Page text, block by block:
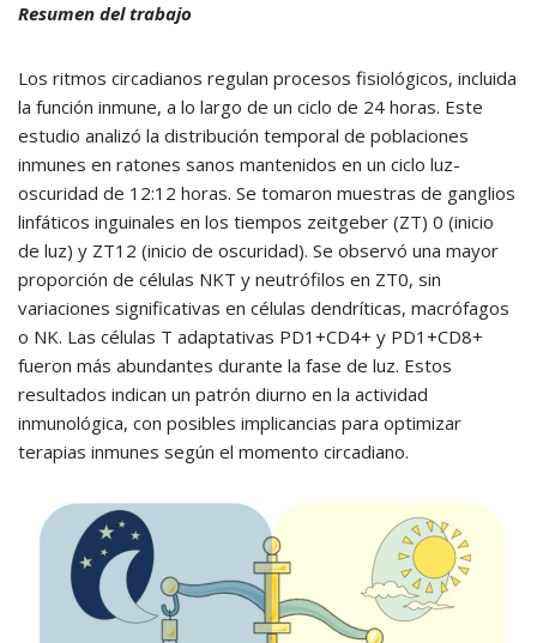
Resumen del trabajo
Los ritmos circadianos regulan procesos fisiológicos, incluida
la función inmune, a lo largo de un ciclo de 24 horas. Este
estudio analizó la distribución temporal de poblaciones
inmunes en ratones sanos mantenidos en un ciclo luz-
oscuridad de 12:12 horas. Se tomaron muestras de ganglios
linfáticos inguinales en los tiempos zeitgeber (ZT) 0 (inicio
de luz) y ZT12 (inicio de oscuridad). Se observó una mayor
proporción de células NKT y neutrófilos en ZT0, sin
variaciones significativas en células dendríticas, macrófagos
o NK. Las células T adaptativas PD1+CD4+ y PD1+CD8+
fueron más abundantes durante la fase de luz. Estos
resultados indican un patrón diurno en la actividad
inmunológica, con posibles implicancias para optimizar
terapias inmunes según el momento circadiano.